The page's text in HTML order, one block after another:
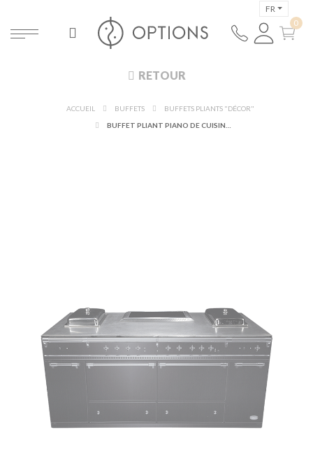
FR
RETOUR
ACCUEIL BUFFETS
BUFFETS PLIANTS "DÉCOR"